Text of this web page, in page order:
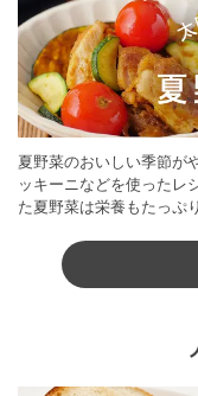
夏野菜のおいしい季節が
ッキーニなどを使ったレ
た夏野菜は栄養もたっぷ